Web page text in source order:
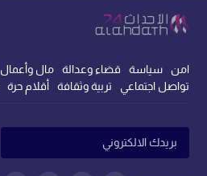
امن سياسة قضاء وعدالة مال وأعمال
تواصل اجتماعي
تربية وثقافة أقلام حرة